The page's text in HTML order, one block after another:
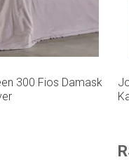
300 Fios Damask